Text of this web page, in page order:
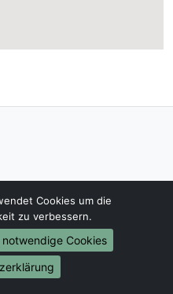
24.de
- 19:00 Uhr
Cookies um die
zu verbessern.
notwendige Cookies